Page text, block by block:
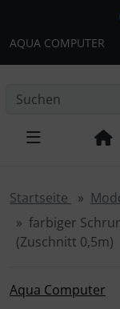
AQUA COMPUTER
Startseite
farbiger
(Zuschnitt 0,5m)
Aqua Computer